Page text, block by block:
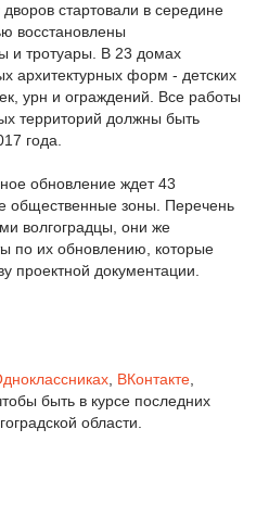
стартовали в середине
восстановлены
и тротуары. В 23 домах
архитектурных форм - детских
урн и ограждений. Все работы
территорий должны быть
года.
обновление ждет 43
общественные зоны. Перечень
волгоградцы, они же
по их обновлению, которые
проектной документации.
ВКонтакте
быть в курсе последних
области.